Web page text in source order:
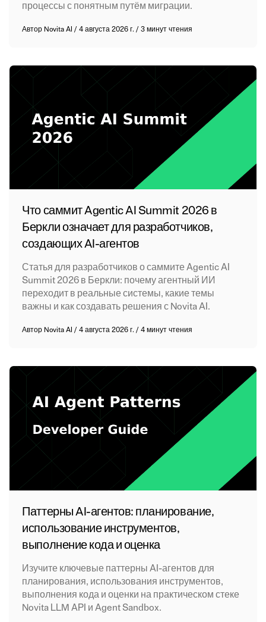
процессы с понятным путём миграции.
Автор Novita AI /4 августа 2026 г./3 минут чтения
Что саммит Agentic AI Summit 2026 в
Беркли означает для разработчиков,
создающих AI-агентов
Статья для разработчиков о саммите Agentic AI
Summit 2026 в Беркли: почему агентный ИИ
переходит в реальные системы, какие темы
важны и как создавать решения с Novita AI.
Автор Novita AI /4 августа 2026 г./4 минут чтения
Паттерны AI-агентов: планирование,
использование инструментов,
выполнение кода и оценка
Изучите ключевые паттерны AI-агентов для
планирования, использования инструментов,
выполнения кода и оценки на практическом стеке
Novita LLM API и Agent Sandbox.